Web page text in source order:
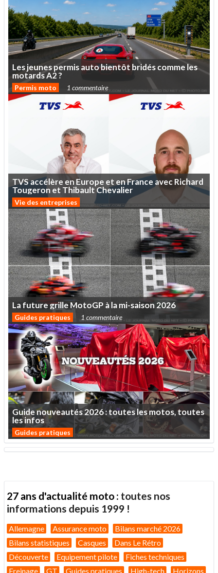
Lesjeunespermisautobientôt bridéscommeles
motardsA2?
Permis moto 1 commentaire
TVSaccélère enEurope et enFrance avecRichard
Tougeron et Thibault Chevalier
Vie des entreprises
Lafuturegrille MotoGP àlami-saison 2026
Guides pratiques 1 commentaire
Guidenouveautés2026:touteslesmotos,toutes
lesinfos
Guides pratiques
27 ans d'actualité moto : toutes nos
informations depuis 1999 !
Allemagne Assurance moto
Bilans marché 2026
Bilans statistiques
Casques
Dans Le Rétro
Découverte
Equipement pilote
Fiches techniques
Freinage
GT Guides pratiques High-tech Horizons